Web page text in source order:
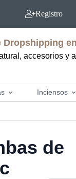
Registro
Dropshipping
accesorios y
Inciensos
de